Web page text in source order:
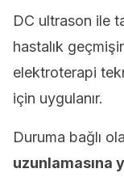
DC ultrason ile
hastalık
elektroterapi
için uygulanır.
Duruma bağlı
uzunlamasına